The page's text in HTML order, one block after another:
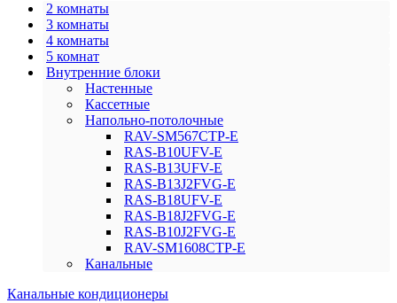
2 комнаты
3 комнаты
4 комнаты
5 комнат
Внутренние блоки
Настенные
Кассетные
Напольно-потолочные
RAV-SM567СTP-E
RAS-B10UFV-E
RAS-B13UFV-E
RAS-B13J2FVG-E
RAS-B18UFV-E
RAS-B18J2FVG-E
RAS-B10J2FVG-E
RAV-SM1608CTP-E
Канальные
Канальные кондиционеры